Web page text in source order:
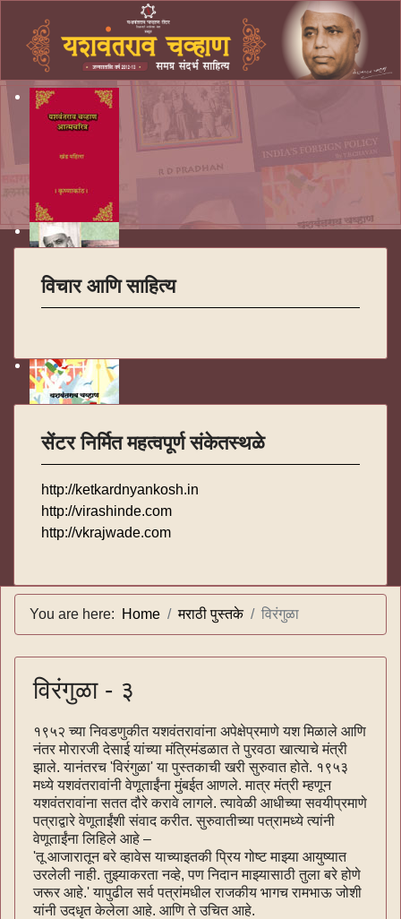
विचार आणि साहित्य
सेंटर निर्मित महत्वपूर्ण संकेतस्थळे
http://ketkardnyankosh.in
http://virashinde.com
http://vkrajwade.com
You are here: Home मराठी पुस्तके विरंगुळा
विरंगुळा - ३
१९५२ च्या निवडणुकीत यशवंतरावांना अपेक्षेप्रमाणे यश मिळाले आणि
नंतर मोरारजी देसाई यांच्या मंत्रिमंडळात ते पुरवठा खात्याचे मंत्री
झाले. यानंतरच 'विरंगुळा' या पुस्तकाची खरी सुरुवात होते. १९५३
मध्ये यशवंतरावांनी वेणूताईंना मुंबईत आणले. मात्र मंत्री म्हणून
यशवंतरावांना सतत दौरे करावे लागले. त्यावेळी आधीच्या सवयीप्रमाणे
पत्राद्वारे वेणूताईंशी संवाद करीत. सुरुवातीच्या पत्रामध्ये त्यांनी
वेणूताईंना लिहिले आहे –
'तू आजारातून बरे व्हावेस याच्याइतकी प्रिय गोष्ट माझ्या आयुष्यात
उरलेली नाही. तुझ्याकरता नव्हे, पण निदान माझ्यासाठी तुला बरे होणे
जरूर आहे.' यापुढील सर्व पत्रांमधील राजकीय भागच रामभाऊ जोशी
यांनी उदधृत केलेला आहे. आणि ते उचित आहे.